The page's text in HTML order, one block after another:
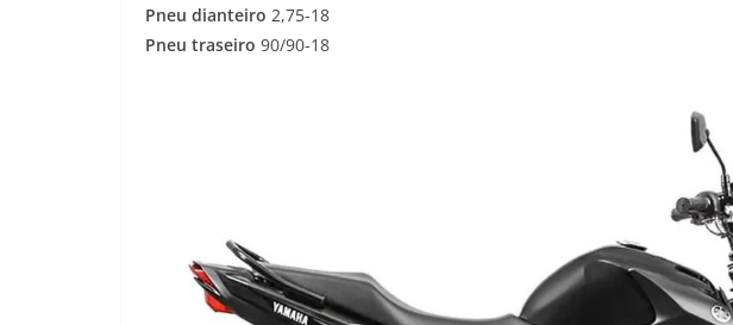
Pneu dianteiro 2,75-18
Pneu traseiro 90/90-18